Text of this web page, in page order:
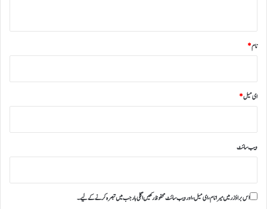
نام*
ای میل*
ویب‌ سائٹ
اس براؤزر میں میرا نام، ای میل، اور ویب سائٹ محفوظ رکھیں اگلی بار جب میں تبصرہ کرنے کےلیے۔